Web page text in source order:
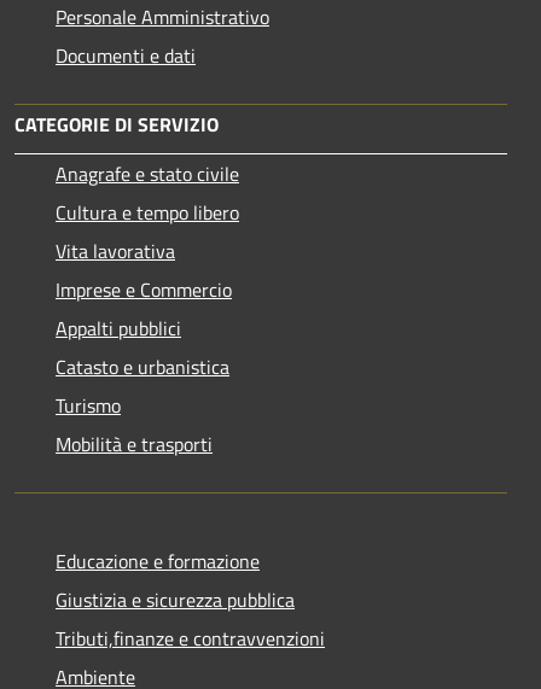
Personale Amministrativo
Documenti e dati
CATEGORIE DI SERVIZIO
Anagrafe e stato civile
Cultura e tempo libero
Vita lavorativa
Imprese e Commercio
Appalti pubblici
Catasto e urbanistica
Turismo
Mobilità e trasporti
Educazione e formazione
Giustizia e sicurezza pubblica
Tributi,finanze e contravvenzioni
Ambiente